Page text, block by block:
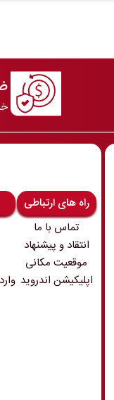
راه های ارتباطی
تماس با ما
انتقاد و پیشنهاد
موقعیت مکانی
اپلیکیشن اندروید